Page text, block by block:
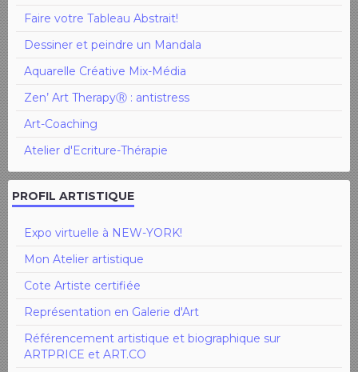
Faire votre Tableau Abstrait!
Dessiner et peindre un Mandala
Aquarelle Créative Mix-Média
Zen’ Art TherapyⓇ : antistress
Art-Coaching
Atelier d'Ecriture-Thérapie
PROFIL ARTISTIQUE
Expo virtuelle à NEW-YORK!
Mon Atelier artistique
Cote Artiste certifiée
Représentation en Galerie d'Art
Référencement artistique et biographique sur
ARTPRICE et ART.CO